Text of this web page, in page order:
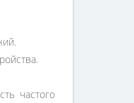
частого